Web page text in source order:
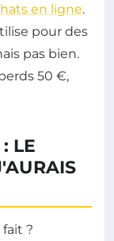
en ligne.
pour des
pas bien.
50 €,
LE
?